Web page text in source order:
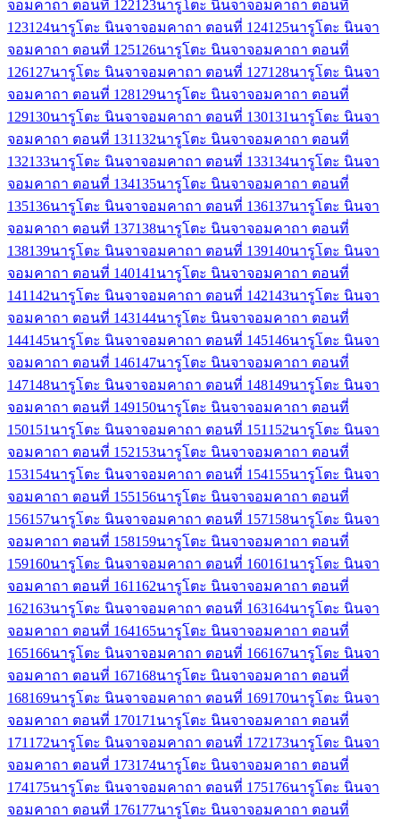
จอมคาถา ตอนที่ 122123นารูโตะ นินจาจอมคาถา ตอนที่
123124นารูโตะ นินจาจอมคาถา ตอนที่ 124125นารูโตะ นินจา
จอมคาถา ตอนที่ 125126นารูโตะ นินจาจอมคาถา ตอนที่
126127นารูโตะ นินจาจอมคาถา ตอนที่ 127128นารูโตะ นินจา
จอมคาถา ตอนที่ 128129นารูโตะ นินจาจอมคาถา ตอนที่
129130นารูโตะ นินจาจอมคาถา ตอนที่ 130131 นารูโตะ นินจา
จอมคาถา ตอนที่ 131 132นารูโตะ นินจาจอมคาถา ตอนที่
132133นารูโตะ นินจาจอมคาถา ตอนที่ 133134นารูโตะ นินจา
จอมคาถา ตอนที่ 134135นารูโตะ นินจาจอมคาถา ตอนที่
135136นารูโตะ นินจาจอมคาถา ตอนที่ 136137นารูโตะ นินจา
จอมคาถา ตอนที่ 137138นารูโตะ นินจาจอมคาถา ตอนที่
138139นารูโตะ นินจาจอมคาถา ตอนที่ 139140นารูโตะ นินจา
จอมคาถา ตอนที่ 140141 นารูโตะ นินจาจอมคาถา ตอนที่
141 142นารูโตะ นินจาจอมคาถา ตอนที่ 142143นารูโตะ นินจา
จอมคาถา ตอนที่ 143144นารูโตะ นินจาจอมคาถา ตอนที่
144145นารูโตะ นินจาจอมคาถา ตอนที่ 145146นารูโตะ นินจา
จอมคาถา ตอนที่ 146147นารูโตะ นินจาจอมคาถา ตอนที่
147148นารูโตะ นินจาจอมคาถา ตอนที่ 148149นารูโตะ นินจา
จอมคาถา ตอนที่ 149150นารูโตะ นินจาจอมคาถา ตอนที่
150151 นารูโตะ นินจาจอมคาถา ตอนที่ 151 152นารูโตะ นินจา
จอมคาถา ตอนที่ 152153นารูโตะ นินจาจอมคาถา ตอนที่
153154นารูโตะ นินจาจอมคาถา ตอนที่ 154155นารูโตะ นินจา
จอมคาถา ตอนที่ 155156นารูโตะ นินจาจอมคาถา ตอนที่
156157นารูโตะ นินจาจอมคาถา ตอนที่ 157158นารูโตะ นินจา
จอมคาถา ตอนที่ 158159นารูโตะ นินจาจอมคาถา ตอนที่
159160นารูโตะ นินจาจอมคาถา ตอนที่ 160161 นารูโตะ นินจา
จอมคาถา ตอนที่ 161 162นารูโตะ นินจาจอมคาถา ตอนที่
162163นารูโตะ นินจาจอมคาถา ตอนที่ 163164นารูโตะ นินจา
จอมคาถา ตอนที่ 164165นารูโตะ นินจาจอมคาถา ตอนที่
165166นารูโตะ นินจาจอมคาถา ตอนที่ 166167นารูโตะ นินจา
จอมคาถา ตอนที่ 167168นารูโตะ นินจาจอมคาถา ตอนที่
168169นารูโตะ นินจาจอมคาถา ตอนที่ 169170นารูโตะ นินจา
จอมคาถา ตอนที่ 170171 นารูโตะ นินจาจอมคาถา ตอนที่
171 172นารูโตะ นินจาจอมคาถา ตอนที่ 172173นารูโตะ นินจา
จอมคาถา ตอนที่ 173174นารูโตะ นินจาจอมคาถา ตอนที่
174175นารูโตะ นินจาจอมคาถา ตอนที่ 175176นารูโตะ นินจา
จอมคาถา ตอนที่ 176177นารูโตะ นินจาจอมคาถา ตอนที่